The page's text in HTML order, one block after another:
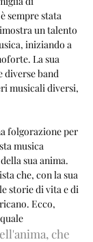
sempre stata
un talento
iniziando a
La sua
diverse band
musicali diversi,
folgorazione per
musica
sua anima.
che, con la sua
storie di vita e di
Ecco,
che